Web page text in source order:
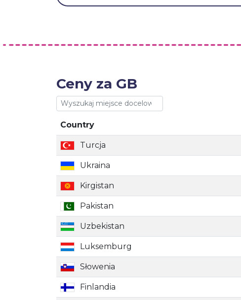
Ceny za GB
Country
Country
Turcja
Ukraina
Kirgistan
Pakistan
Uzbekistan
Luksemburg
Słowenia
Finlandia